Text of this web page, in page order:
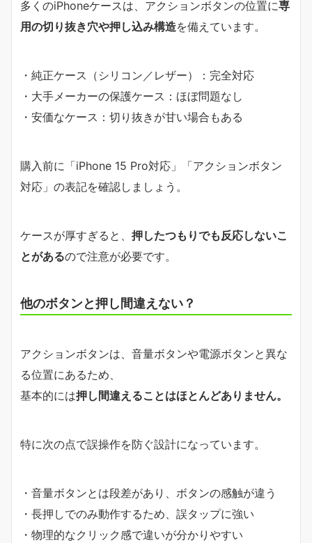
多くのiPhoneケースは、アクションボタンの位置に専
用の切り抜き穴や押し込み構造を備えています。
・純正ケース（シリコン／レザー）：完全対応
・大手メーカーの保護ケース：ほぼ問題なし
・安価なケース：切り抜きが甘い場合もある
購入前に「iPhone 15 Pro対応」「アクションボタン
対応」の表記を確認しましょう。
ケースが厚すぎると、 押したつもりでも反応しないこ
とがあるので注意が必要です。
他のボタンと押し間違えない？
アクションボタンは、音量ボタンや電源ボタンと異な
る位置にあるため、
基本的には押し間違えることはほとんどありません。
特に次の点で誤操作を防ぐ設計になっています。
・音量ボタンとは段差があり、ボタンの感触が違う
・長押しでのみ動作するため、誤タップに強い
・物理的なクリック感で違いが分かりやすい